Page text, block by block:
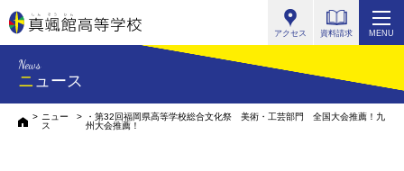
アクセス 資料請求 MENU
News
ニュース
HOMEニュー
ス
・第32回福岡県高等学校総合文化祭 美術・工芸部門 全国大会推薦！九
州大会推薦！